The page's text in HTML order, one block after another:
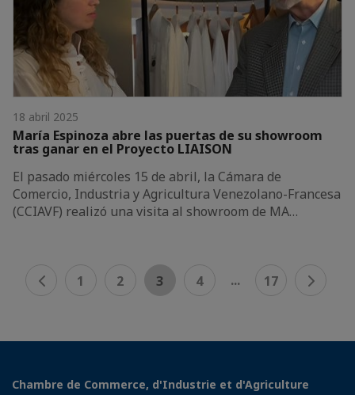
18 abril 2025
María Espinoza abre las puertas de su showroom
tras ganar en el Proyecto LIAISON
El pasado miércoles 15 de abril, la Cámara de
Comercio, Industria y Agricultura Venezolano-Francesa
(CCIAVF) realizó una visita al showroom de MA…
1 2 3 4 ... 17
Chambre de Commerce, d'Industrie et d'Agriculture